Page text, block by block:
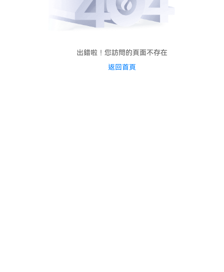
出錯啦！您訪問的頁面不存在
返回首頁